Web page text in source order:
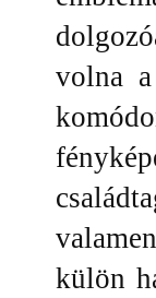
volna
külön